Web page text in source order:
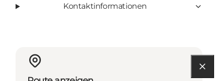
Kontaktinformationen